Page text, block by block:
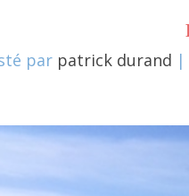
par patrick durand |